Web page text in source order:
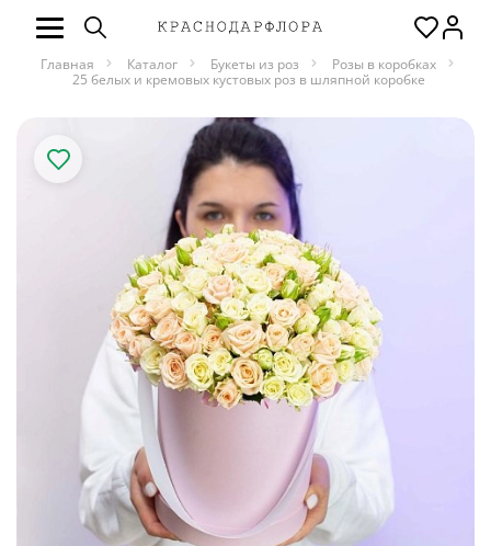
Главная Каталог Букеты из роз
Розы в коробках
25 белых и кремовых кустовых роз в шляпной коробке